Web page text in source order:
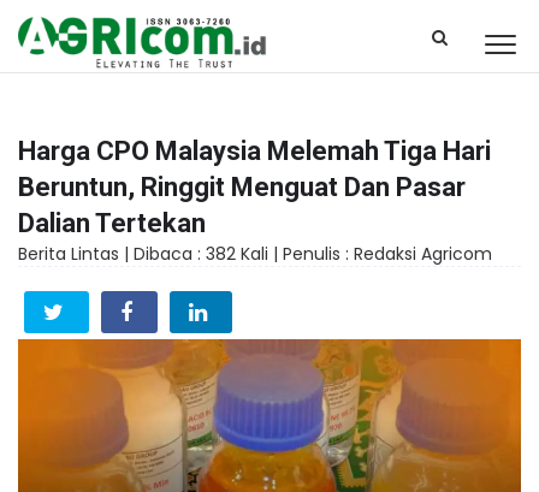
Harga CPO Malaysia Melemah Tiga Hari
Beruntun, Ringgit Menguat Dan Pasar
Dalian Tertekan
Berita Lintas | Dibaca : 382 Kali | Penulis : Redaksi Agricom